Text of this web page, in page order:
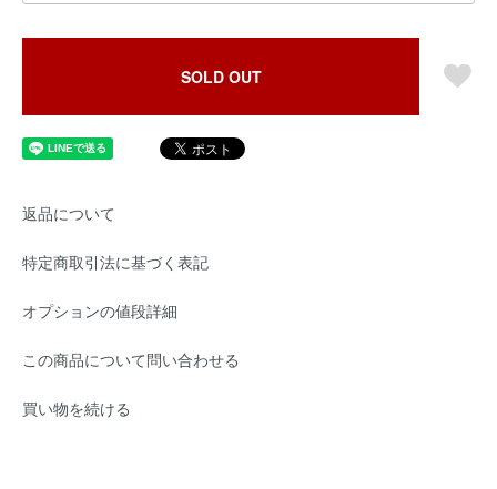
SOLD OUT
返品について
特定商取引法に基づく表記
オプションの値段詳細
この商品について問い合わせる
買い物を続ける